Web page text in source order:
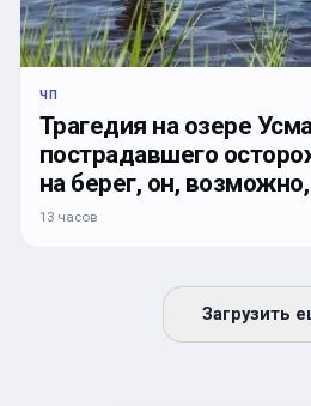
ЧП
Трагедия на озере
пострадавшего
на берег, он,
13 часов
Загрузить